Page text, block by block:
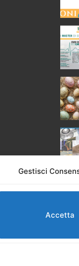
Gestisci
Accetta